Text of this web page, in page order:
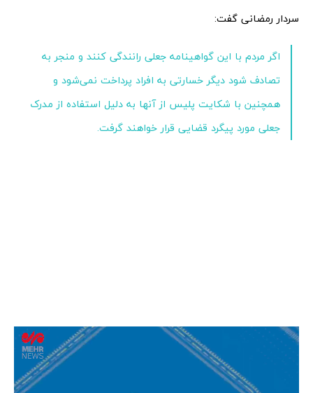
سردار رمضانی گفت:
اگر مردم با این گواهینامه جعلی رانندگی کنند و منجر به
تصادف شود دیگر خسارتی به افراد پرداخت نمی‌شود و
همچنین با شکایت پلیس از آنها به دلیل استفاده از مدرک
جعلی مورد پیگرد قضایی قرار خواهند گرفت.